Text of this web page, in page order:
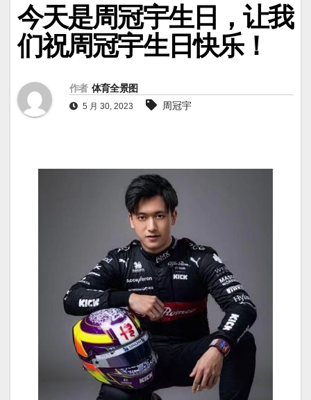
今天是周冠宇生日，让我
们祝周冠宇生日快乐！
作者 体育全景图
5 月 30, 2023 周冠宇